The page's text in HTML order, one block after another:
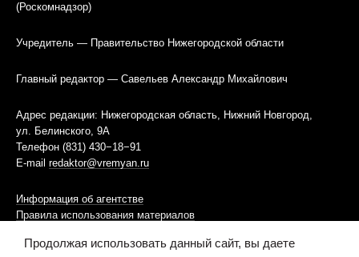
(Роскомнадзор)
Учредитель — Правительство Нижегородской области
Главный редактор — Савельев Александр Михайлович
Адрес редакции: Нижегородская область, Нижний Новгород,
ул. Белинского, 9А
Телефон (831) 430−18−91
E-mail redaktor@vremyan.ru
Информация об агентстве
Правила использования материалов
Информационная политика использования «cookies»-файлов
Продолжая использовать данный сайт, вы даете